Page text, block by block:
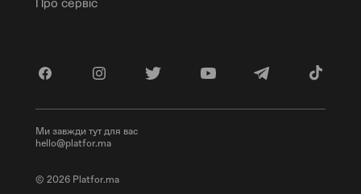
Ми завжди тут для вас
hello@platfor.ma
© 2026 Platfor.ma